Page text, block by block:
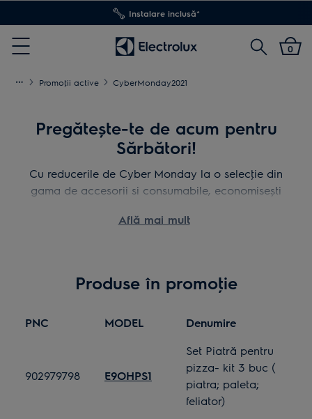
Transport inclus pentru comenzi >4.999 lei
Menu
Cautare0
Promoţii active CyberMonday2021
Pregătește-te de acum pentru
Sărbători!
Cu reducerile de Cyber Monday la o selecţie din
gama de accesorii si consumabile, economisești
dar ai și grijă de casa ta.
Află mai mult
Produse în promoţie
PNC MODEL Denumire
902979798 E9OHPS1
Set Piatră pentru
pizza- kit 3 buc (
piatra; paleta;
feliator)